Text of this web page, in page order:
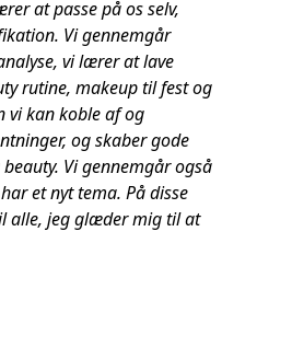
at passe på os selv,
Vi gennemgår
vi lærer at lave
rutine, makeup til fest og
vi kan koble af og
og skaber gode
Vi gennemgår også
et nyt tema. På disse
alle, jeg glæder mig til at